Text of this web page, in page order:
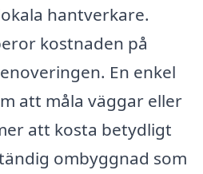
hantverkare.
kostnaden på
En enkel
att måla väggar eller
att kosta betydligt
ombyggnad som